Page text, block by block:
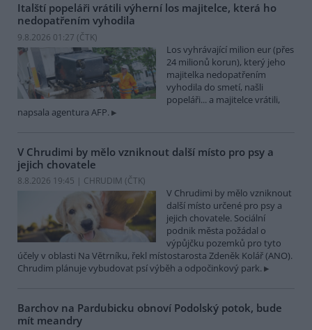
Italští popeláři vrátili výherní los majitelce, která ho
nedopatřením vyhodila
9.8.2026 01:27 (ČTK)
Los vyhrávající milion eur (přes
24 milionů korun), který jeho
majitelka nedopatřením
vyhodila do smetí, našli
popeláři... a majitelce vrátili,
napsala agentura AFP.
V Chrudimi by mělo vzniknout další místo pro psy a
jejich chovatele
8.8.2026 19:45 | CHRUDIM (ČTK)
V Chrudimi by mělo vzniknout
další místo určené pro psy a
jejich chovatele. Sociální
podnik města požádal o
výpůjčku pozemků pro tyto
účely v oblasti Na Větrníku, řekl místostarosta Zdeněk Kolář (ANO).
Chrudim plánuje vybudovat psí výběh a odpočinkový park.
Barchov na Pardubicku obnoví Podolský potok, bude
mít meandry